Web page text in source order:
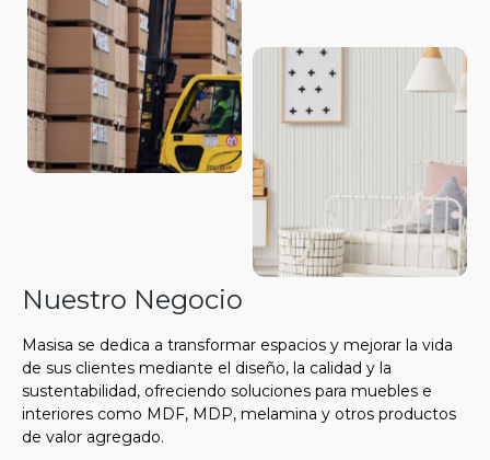
Nuestro Negocio
Masisa se dedica a transformar espacios y mejorar la vida
de sus clientes mediante el diseño, la calidad y la
sustentabilidad, ofreciendo soluciones para muebles e
interiores como MDF, MDP, melamina y otros productos
de valor agregado.